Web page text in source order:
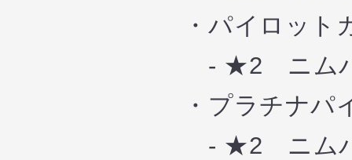
・パイロット
- ★2 ニムバス
・プラチナパ
- ★2 ニム